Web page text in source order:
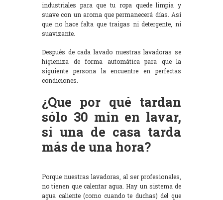
industriales para que tu ropa quede limpia y
suave con un aroma que permanecerá días. Así
que no hace falta que traigas ni detergente, ni
suavizante.
Después de cada lavado nuestras lavadoras se
higieniza de forma automática para que la
siguiente persona la encuentre en perfectas
condiciones.
¿Que por qué tardan
sólo 30 min en lavar,
si una de casa tarda
más de una hora?
Porque nuestras lavadoras, al ser profesionales,
no tienen que calentar agua. Hay un sistema de
agua caliente (como cuando te duchas) del que